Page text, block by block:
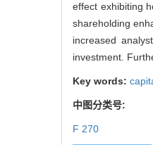
effect exhibiting
shareholding
increased
investment.
Key words:
中图分类号:
F 270